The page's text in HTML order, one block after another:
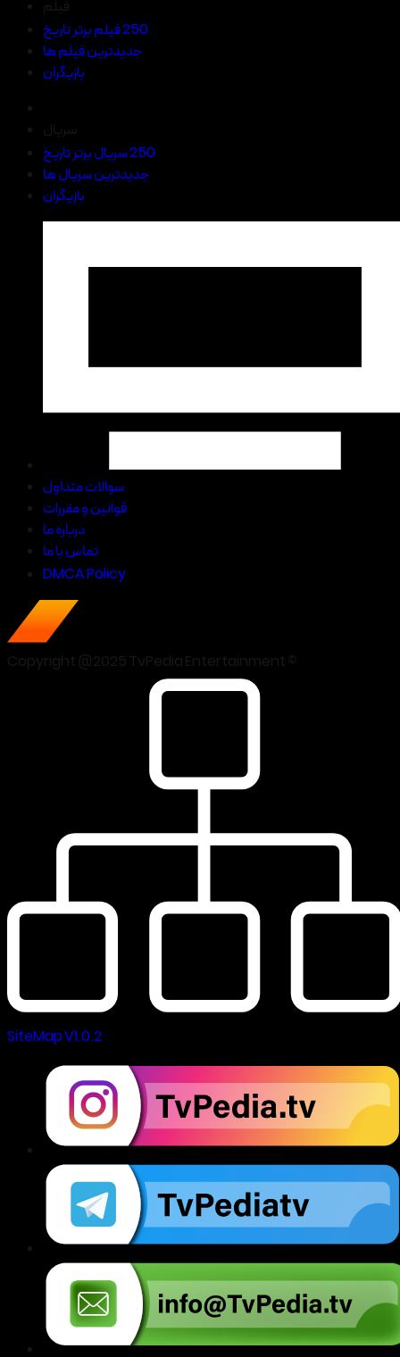
250 فیلم برتر تاریخ
جدیدترین فیلم ها
بازیگران
250 سریال برتر تاریخ
جدیدترین سریال ها
بازیگران
سوالات متداول
قوانین و مقررات
درباره ما
تماس با ما
DMCA Policy
SiteMap V1.0.2